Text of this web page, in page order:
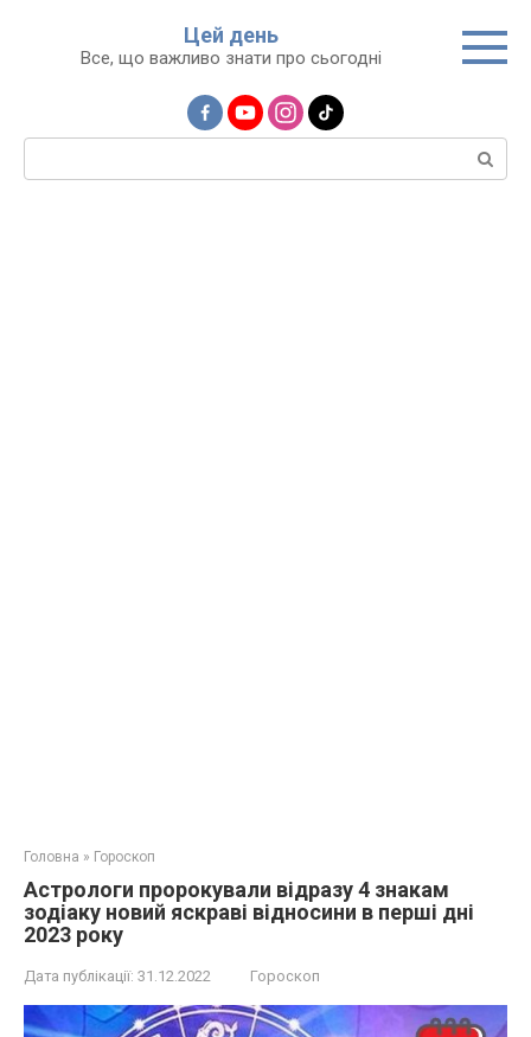
Цей день
Все, що важливо знати про сьогодні
Пошук:
Головна » Гороскоп
Астрологи пророкували відразу 4 знакам
зодіаку новий яскраві відносини в перші дні
2023 року
Дата публікації: 31.12.2022 Гороскоп